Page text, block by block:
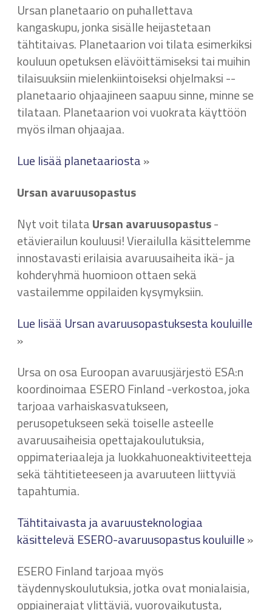
Ursan planetaario on puhallettava
kangaskupu, jonka sisälle heijastetaan
tähtitaivas. Planetaarion voi tilata esimerkiksi
kouluun opetuksen elävöittämiseksi tai muihin
tilaisuuksiin mielenkiintoiseksi ohjelmaksi --
planetaario ohjaajineen saapuu sinne, minne se
tilataan. Planetaarion voi vuokrata käyttöön
myös ilman ohjaajaa.
Lue lisää planetaariosta»
Ursan avaruusopastus
Nyt voit tilataUrsan avaruusopastus-
etävierailun kouluusi! Vierailulla käsittelemme
innostavasti erilaisia avaruusaiheita ikä- ja
kohderyhmä huomioon ottaen sekä
vastailemme oppilaiden kysymyksiin.
Lue lisää Ursan avaruusopastuksesta kouluille
»
Ursa on osa Euroopan avaruusjärjestö ESA:n
koordinoimaa ESERO Finland -verkostoa, joka
tarjoaa varhaiskasvatukseen,
perusopetukseen sekä toiselle asteelle
avaruusaiheisia opettajakoulutuksia,
oppimateriaaleja ja luokkahuoneaktiviteetteja
sekä tähtitieteeseen ja avaruuteen liittyviä
tapahtumia.
Tähtitaivasta ja avaruusteknologiaa
käsittelevä ESERO-avaruusopastus kouluille»
ESERO Finland tarjoaa myös
täydennyskoulutuksia, jotka ovat monialaisia,
oppiainerajat ylittäviä, vuorovaikutusta,